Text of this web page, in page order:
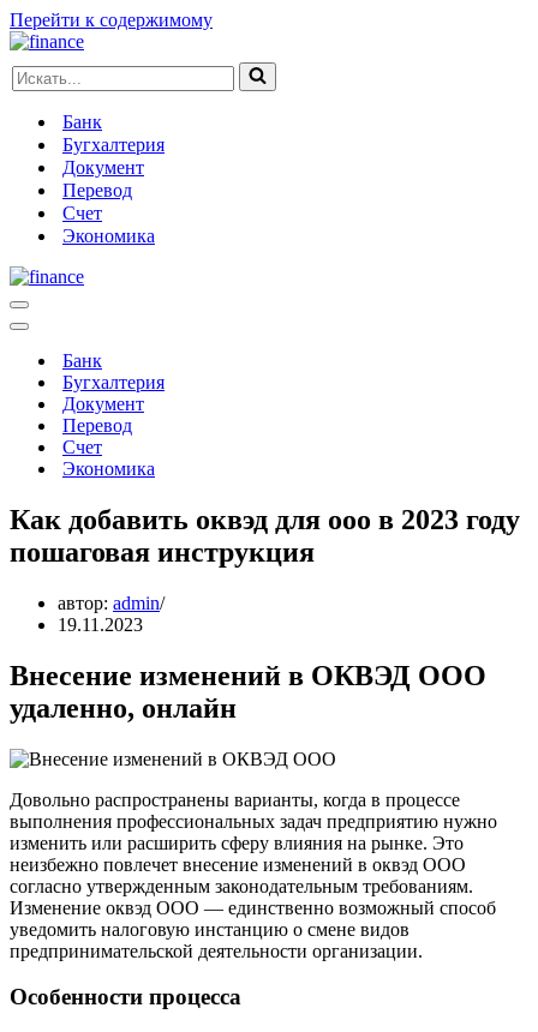
Перейти к содержимому
Искать...
Банк
Бугхалтерия
Документ
Перевод
Счет
Экономика
Меню
навигации
Меню
навигацииБанк
Бугхалтерия
Документ
Перевод
Счет
Экономика
Как добавить оквэд для ооо в 2023 году
пошаговая инструкция
автор: admin
19.11.2023
Внесение изменений в ОКВЭД ООО
удаленно, онлайн
Довольно распространены варианты, когда в процессе
выполнения профессиональных задач предприятию нужно
изменить или расширить сферу влияния на рынке. Это
неизбежно повлечет внесение изменений в оквэд ООО
согласно утвержденным законодательным требованиям.
Изменение оквэд ООО — единственно возможный способ
уведомить налоговую инстанцию о смене видов
предпринимательской деятельности организации.
Особенности процесса